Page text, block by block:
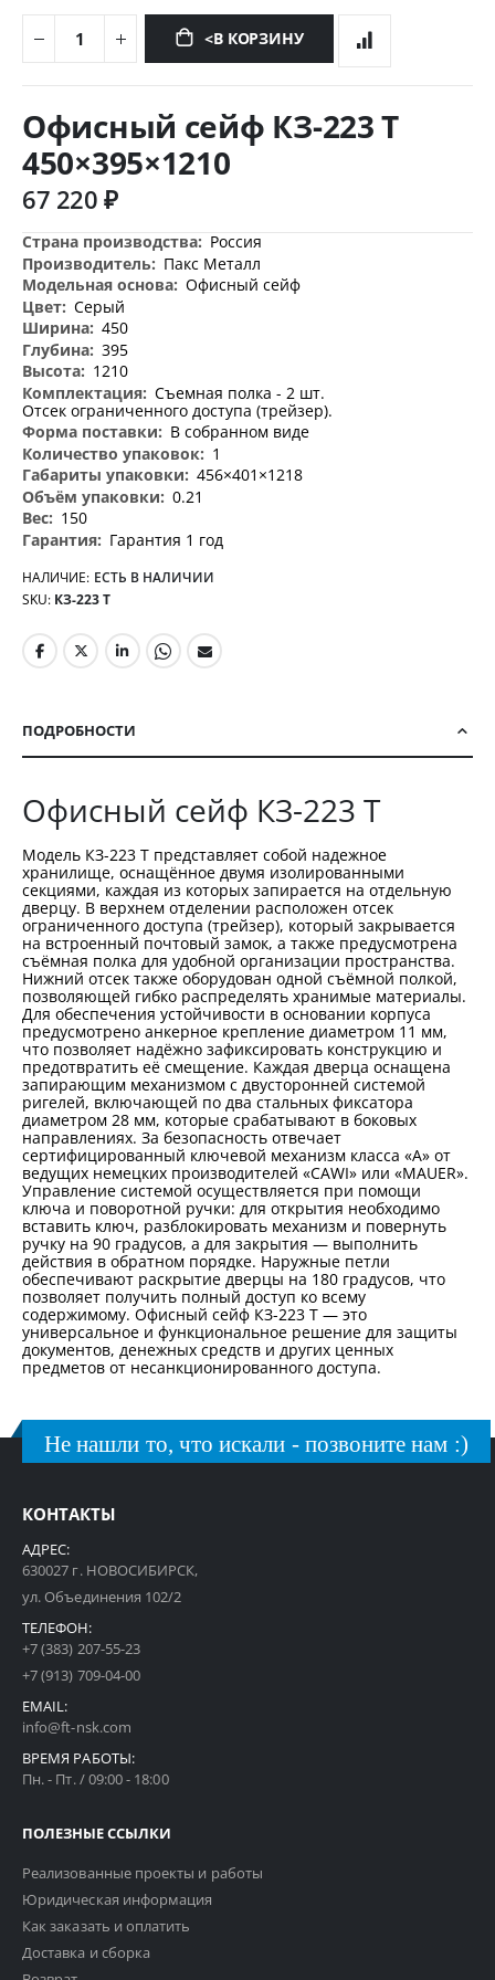
<В КОРЗИНУ
началу
галереи
изображений
Офисный сейф КЗ-223 Т
450×395×1210
67 220 ₽
Дополнительная
информация
Россия
Пакс Металл
Офисный сейф
Серый
450
395
1210
Съемная полка - 2 шт.
Отсек ограниченного доступа (трейзер).
В собранном виде
1
456×401×1218
0.21
150
Гарантия 1 год
НАЛИЧИЕ: ЕСТЬ В НАЛИЧИИ
SKU КЗ-223 Т
ПОДРОБНОСТИ
Офисный сейф КЗ-223 Т
Модель КЗ-223 Т представляет собой надежное
хранилище, оснащённое двумя изолированными
секциями, каждая из которых запирается на отдельную
дверцу. В верхнем отделении расположен отсек
ограниченного доступа (трейзер), который закрывается
на встроенный почтовый замок, а также предусмотрена
съёмная полка для удобной организации пространства.
Нижний отсек также оборудован одной съёмной полкой,
позволяющей гибко распределять хранимые материалы.
Для обеспечения устойчивости в основании корпуса
предусмотрено анкерное крепление диаметром 11 мм,
что позволяет надёжно зафиксировать конструкцию и
предотвратить её смещение. Каждая дверца оснащена
запирающим механизмом с двусторонней системой
ригелей, включающей по два стальных фиксатора
диаметром 28 мм, которые срабатывают в боковых
направлениях. За безопасность отвечает
сертифицированный ключевой механизм класса «А» от
ведущих немецких производителей «CAWI» или «MAUER».
Управление системой осуществляется при помощи
ключа и поворотной ручки: для открытия необходимо
вставить ключ, разблокировать механизм и повернуть
ручку на 90 градусов, а для закрытия — выполнить
действия в обратном порядке. Наружные петли
обеспечивают раскрытие дверцы на 180 градусов, что
позволяет получить полный доступ ко всему
содержимому. Офисный сейф КЗ-223 Т — это
универсальное и функциональное решение для защиты
документов, денежных средств и других ценных
предметов от несанкционированного доступа.
Не нашли то, что искали - позвоните нам :)
КОНТАКТЫ
АДРЕС:
630027 г. НОВОСИБИРСК,
ул. Объединения 102/2
ТЕЛЕФОН:
+7 (383) 207-55-23
+7 (913) 709-04-00
EMAIL:
info@ft-nsk.com
ВРЕМЯ РАБОТЫ:
Пн. - Пт. / 09:00 - 18:00
ПОЛЕЗНЫЕ ССЫЛКИ
Реализованные проекты и работы
Юридическая информация
Как заказать и оплатить
Доставка и сборка